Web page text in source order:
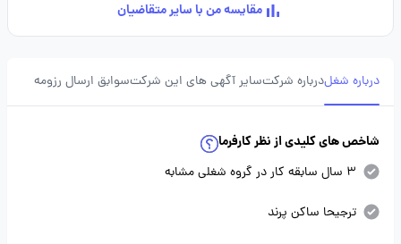
مقایسه من با سایر متقاضیان
درباره شغلدرباره شرکتسایر آگهی های این شرکتسوابق ارسال رزومه
شاخص های کلیدی از نظر کارفرما
3 سال سابقه کار در گروه شغلی مشابه
ترجیحا ساکن پرند